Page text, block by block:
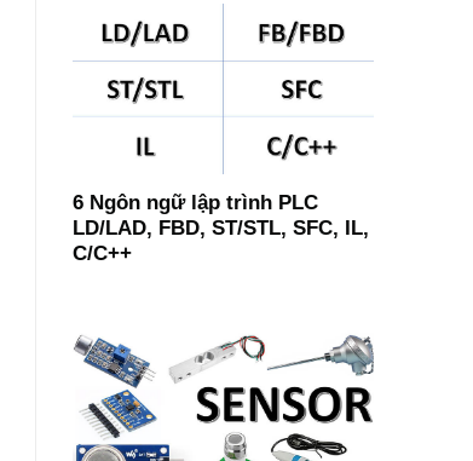
6 Ngôn ngữ lập trình PLC
LD/LAD, FBD, ST/STL, SFC, IL,
C/C++